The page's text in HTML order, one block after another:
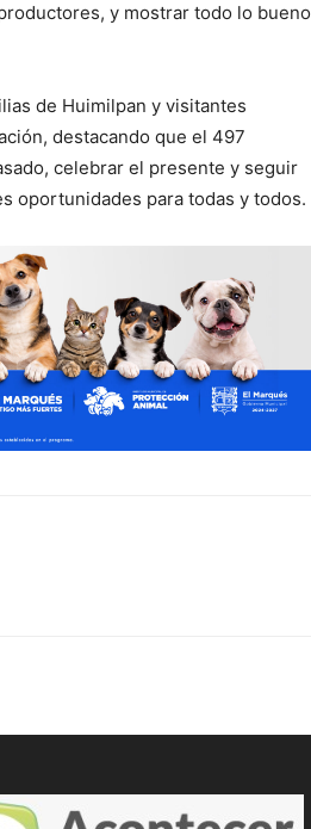
y mostrar todo lo bueno
de Huimilpan y visitantes
destacando que el 497
celebrar el presente y seguir
oportunidades para todas y todos.